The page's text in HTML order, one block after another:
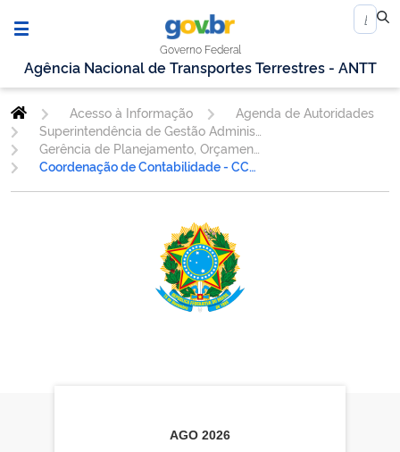
Governo Federal
Agência Nacional de Transportes Terrestres - ANTT
Acesso à Informação
Agenda de Autoridades
Superintendência de Gestão Administrativa
Gerência de Planejamento, Orçamento, Finanças e Contabilidade - GEORF
Coordenação de Contabilidade - CCONT
AGO 2026